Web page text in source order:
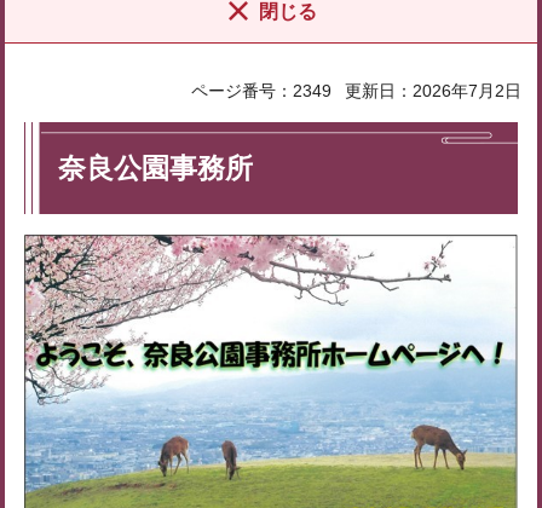
閉じる
ページ番号：2349 更新日：2026年7月2日
奈良公園事務所